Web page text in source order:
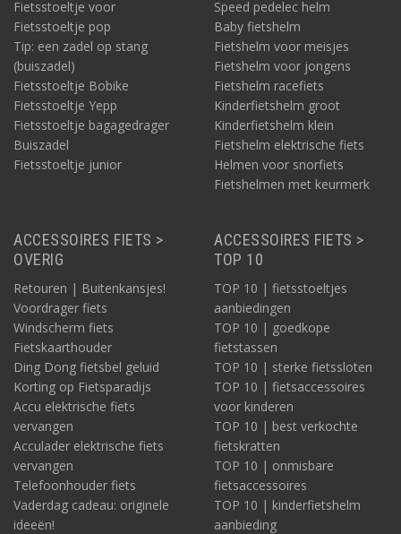
Fietsstoeltje voor
Fietsstoeltje pop
Tip: een zadel op stang
(buiszadel)
Fietsstoeltje Bobike
Fietsstoeltje Yepp
Fietsstoeltje bagagedrager
Buiszadel
Fietsstoeltje junior
Speed pedelec helm
Baby fietshelm
Fietshelm voor meisjes
Fietshelm voor jongens
Fietshelm racefiets
Kinderfietshelm groot
Kinderfietshelm klein
Fietshelm elektrische fiets
Helmen voor snorfiets
Fietshelmen met keurmerk
ACCESSOIRES FIETS >
OVERIG
Retouren | Buitenkansjes!
Voordrager fiets
Windscherm fiets
Fietskaarthouder
Ding Dong fietsbel geluid
Korting op Fietsparadijs
Accu elektrische fiets
vervangen
Acculader elektrische fiets
vervangen
Telefoonhouder fiets
Vaderdag cadeau: originele
ideeën!
ACCESSOIRES FIETS >
TOP 10
TOP 10 | fietsstoeltjes
aanbiedingen
TOP 10 | goedkope
fietstassen
TOP 10 | sterke fietssloten
TOP 10 | fietsaccessoires
voor kinderen
TOP 10 | best verkochte
fietskratten
TOP 10 | onmisbare
fietsaccessoires
TOP 10 | kinderfietshelm
aanbieding